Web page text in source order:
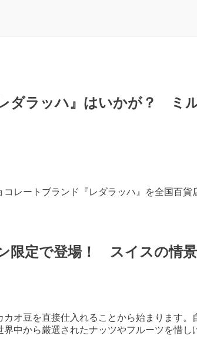
ダラッハ』はいかが？ ミ
レートブランド『レダラッハ』を全国百
限定で登場！ スイスの情
オ豆を直接仕入れることから始まります
中から厳選されたナッツやフルーツを惜